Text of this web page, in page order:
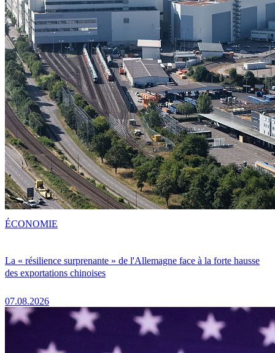
La « résilience surprenante » de l'Allemagne face à la forte hausse
des exportations chinoises
07.08.2026
ÉCONOMIE